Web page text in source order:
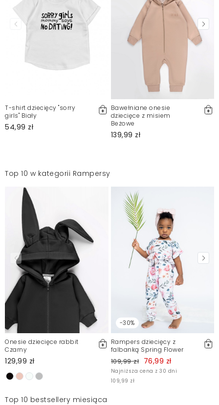
T-shirt dziecięcy "sorry
girls" Biały
54,99 zł
Bawełniane onesie
dziecięce z misiem
Beżowe
139,99 zł
Top 10 w kategorii Rampersy
Onesie dziecięce rabbit
Czarny
129,99 zł
-30%
Rampers dziecięcy z
falbanką Spring Flower
109,99 zł 76,99 zł
Najniższa cena z 30 dni
109,99 zł
Top 10 bestsellery miesiąca